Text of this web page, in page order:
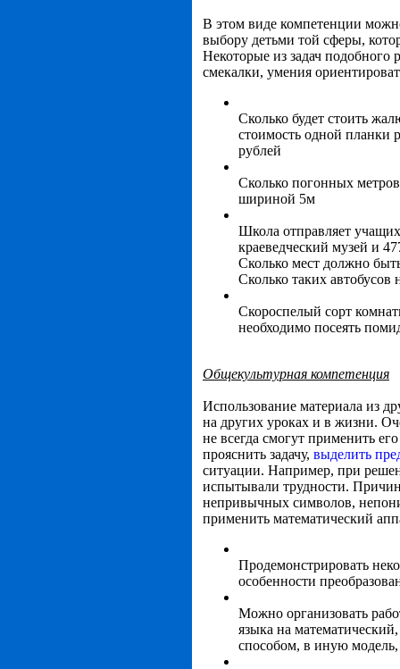
В этом виде компетенции
выбору детьми той сферы,
Некоторые из задач подобного
смекалки, умения
Сколько будет стоить
стоимость одной планки
рублей
Сколько погонных
шириной 5м
Школа отправляет
краеведческий музей и
Сколько мест должно
Сколько таких автобусов
Скороспелый сорт
необходимо посеять
Общекультурная компетенция
Использование материала из
на других уроках и в жизни.
не всегда смогут применить
прояснить задачу, выделить
ситуации. Например, при
испытывали трудности.
непривычных символов,
применить математический
Продемонстрировать
особенности
Можно организовать
языка на
способом, в иную модель,